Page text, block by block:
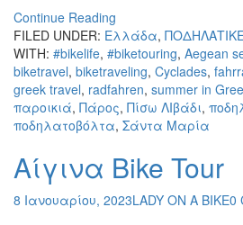
Continue Reading
FILED UNDER: Ελλάδα,
WITH: #bikelife, #biketouring, Aegean
biketravel, biketraveling, Cyclades,
greek travel, radfahren, summer in
παροικιά, Πάρος, Πίσω ΛΙβάδι,
ποδηλατοβόλτα, Σάντα Μαρία
Αίγινα Bike Tour
8 Ιανουαρίου, 2023LADY ON A BIKE0